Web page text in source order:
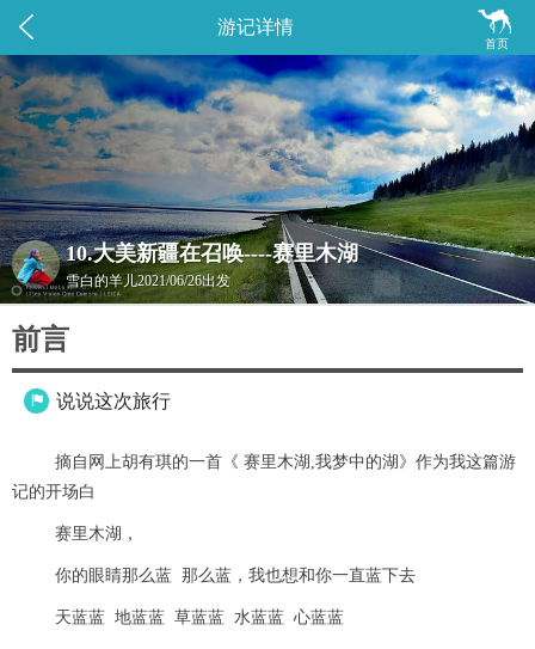
 
首页
游记详情
10.大美新疆在召唤----赛里木湖
雪白的羊儿2021/06/26出发
前言
 说说这次旅行
摘自网上胡有琪的一首《 赛里木湖,我梦中的湖》作为我这篇游
记的开场白
赛里木湖，
你的眼睛那么蓝 那么蓝，我也想和你一直蓝下去
天蓝蓝 地蓝蓝 草蓝蓝 水蓝蓝 心蓝蓝